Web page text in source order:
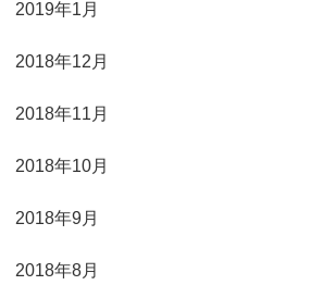
2019年1月
2018年12月
2018年11月
2018年10月
2018年9月
2018年8月